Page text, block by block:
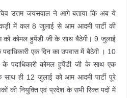
उत्तम जयसवाल ने आगे बताया कि अब ये
में कल 8 जुलाई से आम आदमी पार्टी की
को कोमल हुपेंडी जी के साथ बैठेगी। 9 जुलाई
एक दिन का उपवास में बैठेगी । 10
पदाधिकारी कोमल हुपेंडी जी के साथ एक
ही 12 जुलाई को आम आदमी पार्टी पूरे
की नियुक्ति एवं प्रदेश के सभी रिक्त पदों में